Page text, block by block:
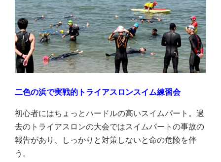
二色の浜で実戦的トライアスロンスイム練習会
初心者にはちょっとハードルの高いスイムパート。過
去のトライアスロンの大会ではスイムパートの事故の
報告があり、しっかりと対策しないと命の危険を伴
う。